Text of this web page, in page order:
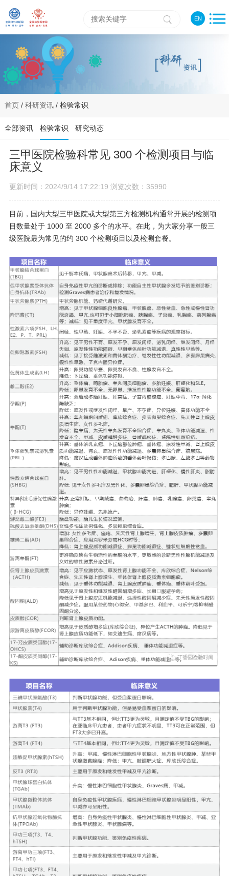
EN
首页/ 科研资讯/ 检验常识
全部资讯 检验常识 研究动态
三甲医院检验科常见 300 个检测项目与临
床意义
更新时间：2024/9/14 17:22:19 浏览次数：35990
目前，国内大型三甲医院或大型第三方检测机构通常开展的检测项
目数量处于 1000 至 2000 多个的水平。在此，为大家分享一般三
级医院最为常见的约 300 个检测项目以及检测套餐。